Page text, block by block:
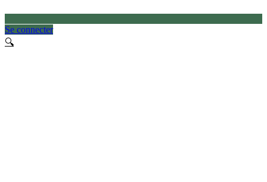
Se connecter
🔍